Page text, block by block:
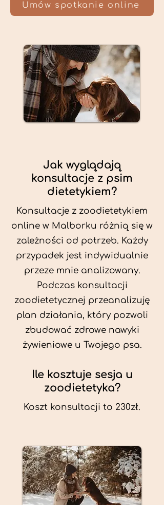
Umów spotkanie online
Jak wyglądają
konsultacje z psim
dietetykiem?
Konsultacje z zoodietetykiem
online w Malborku różnią się w
zależności od potrzeb. Każdy
przypadek jest indywidualnie
przeze mnie analizowany.
Podczas konsultacji
zoodietetycznej przeanalizuję
plan działania, który pozwoli
zbudować zdrowe nawyki
żywieniowe u Twojego psa.
Ile kosztuje sesja u
zoodietetyka?
Koszt konsultacji to 230zł.